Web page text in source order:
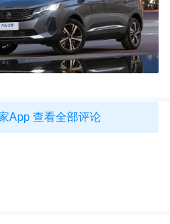
App 查看全部评论